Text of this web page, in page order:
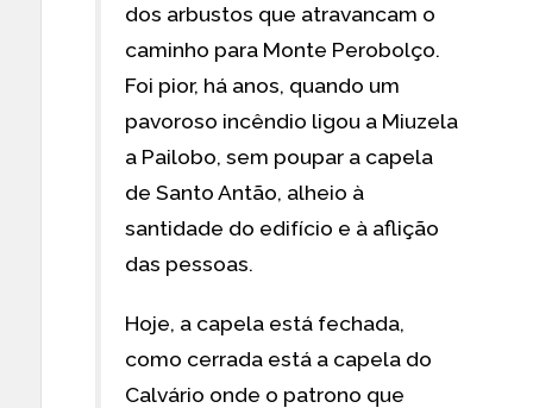
dos arbustos que atravancam o
caminho para Monte Perobolço.
Foi pior, há anos, quando um
pavoroso incêndio ligou a Miuzela
a Pailobo, sem poupar a capela
de Santo Antão, alheio à
santidade do edifício e à aflição
das pessoas.
Hoje, a capela está fechada,
como cerrada está a capela do
Calvário onde o patrono que